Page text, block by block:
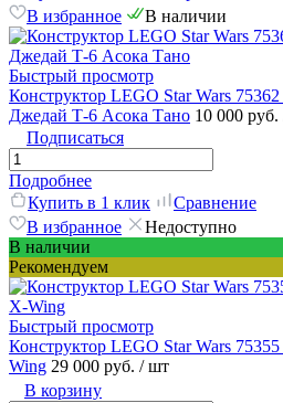
В избранное
В наличии
Быстрый просмотр
Конструктор LEGO Star Wars
Джедай Т-6 Асока Тано 10 000 руб.
Подписаться
Подробнее
Купить в 1 клик
Сравнение
В избранное
Недоступно
В наличии
Рекомендуем
Быстрый просмотр
Конструктор LEGO Star Wars
Wing 29 000 руб. / шт
В корзину